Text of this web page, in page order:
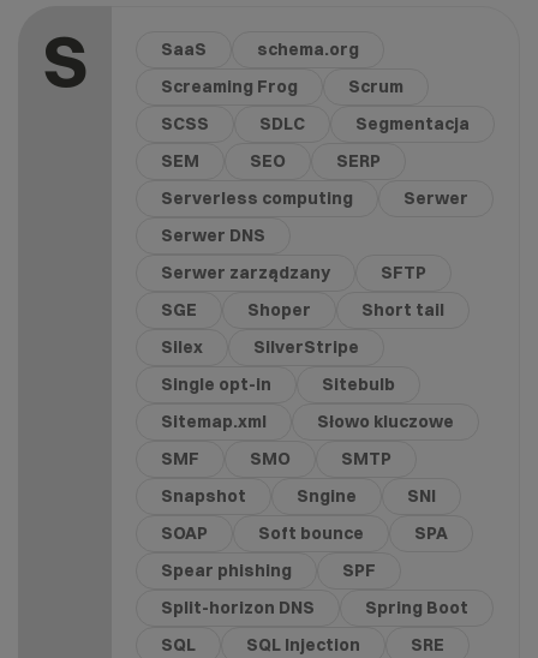
S SaaS
schema.org
Screaming Frog
Scrum
SCSS
SDLC
Segmentacja
SEM
SEO
SERP
Serverless computing
Serwer
Serwer DNS
Serwer zarządzany
SFTP
SGE
Shoper
Short tail
Silex
SilverStripe
Single opt-in
Sitebulb
Sitemap.xml
Słowo kluczowe
SMF
SMO
SMTP
Snapshot
Sngine
SNI
SOAP
Soft bounce
SPA
Spear phishing
SPF
Split-horizon DNS
Spring Boot
SQL
SQL Injection
SRE